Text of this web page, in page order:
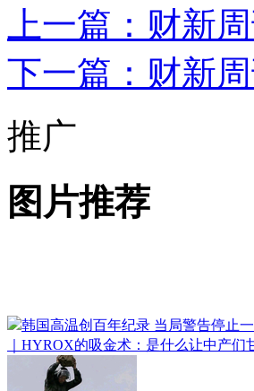
上一篇：财新
下一篇：财新
推广
图片推荐
韩国高温创百年纪录 当局警告停止
｜HYROX的吸金术：是什么让中产们